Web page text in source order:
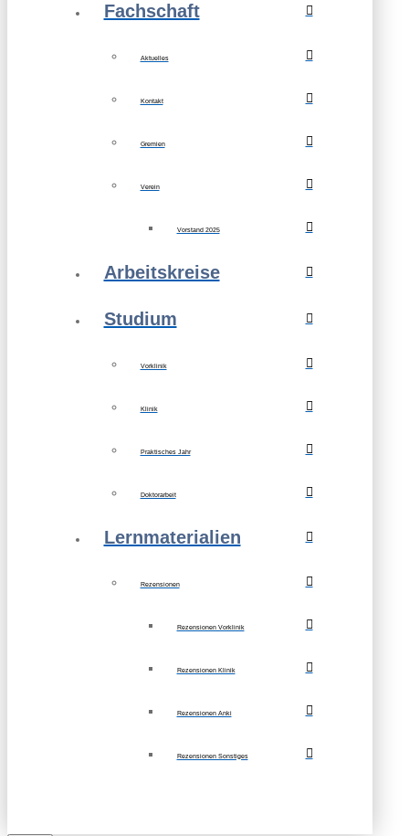
Fachschaft
Aktuelles
Kontakt
Gremien
Verein
Vorstand 2025
Arbeitskreise
Studium
Vorklinik
Klinik
Praktisches Jahr
Doktorarbeit
Lernmaterialien
Rezensionen
Rezensionen Vorklinik
Rezensionen Klinik
Rezensionen Anki
Rezensionen Sonstiges